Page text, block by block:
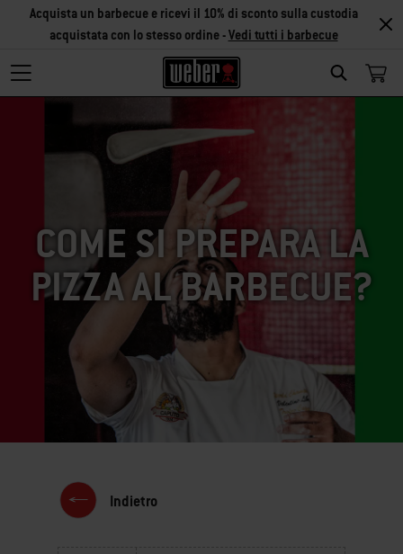
SEARCH
Acquista un barbecue e ricevi il 10% di sconto sulla custodia
acquistata con lo stesso ordine -Vedi tutti i barbecue
COME SI PREPARA LA
PIZZA AL BARBECUE?
Indietro